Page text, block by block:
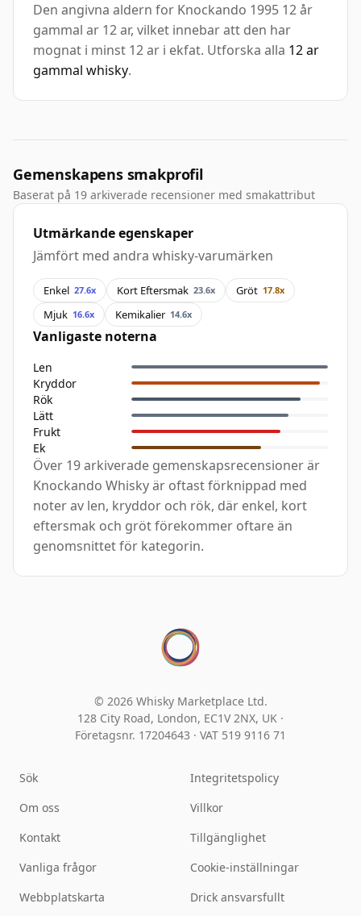
Den angivna aldern for Knockando 1995 12 år
gammal ar 12 ar, vilket innebar att den har
mognat i minst 12 ar i ekfat. Utforska alla 12 ar
gammal whisky.
Gemenskapens smakprofil
Baserat på 19 arkiverade recensioner med smakattribut
Utmärkande egenskaper
Jämfört med andra whisky-varumärken
Enkel 27.6x Kort Eftersmak 23.6x Gröt 17.8x
Mjuk 16.6x Kemikalier 14.6x
Vanligaste noterna
Len
Kryddor
Rök
Lätt
Frukt
Ek
Över 19 arkiverade gemenskapsrecensioner är
Knockando Whisky är oftast förknippad med
noter av len, kryddor och rök, där enkel, kort
eftersmak och gröt förekommer oftare än
genomsnittet för kategorin.
© 2026 Whisky Marketplace Ltd.
128 City Road, London, EC1V 2NX, UK ·
Företagsnr. 17204643 · VAT 519 9116 71
Sök
Om oss
Kontakt
Vanliga frågor
Webbplatskarta
Integritetspolicy
Villkor
Tillgänglighet
Cookie-inställningar
Drick ansvarsfullt